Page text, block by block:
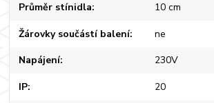
Průměr stínidla 10 cm
Žárovky součástí balení ne
Napájení 230V
IP 20